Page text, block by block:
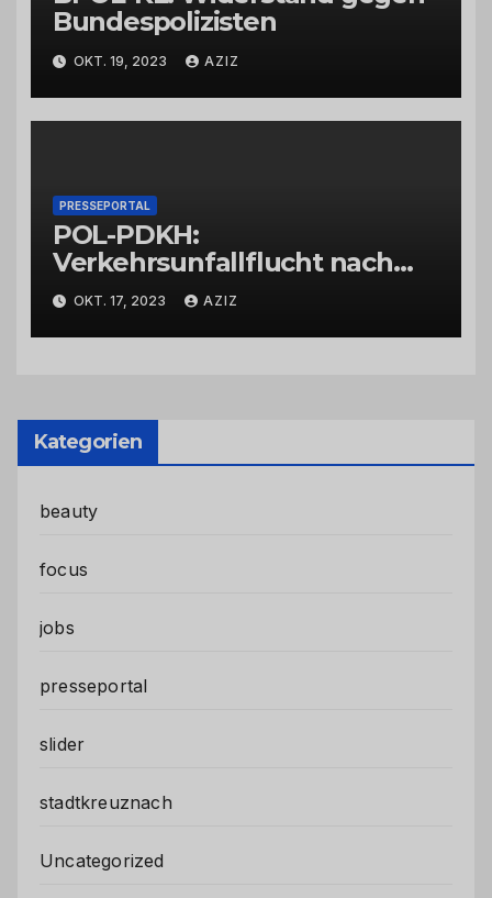
Bundespolizisten
OKT. 19, 2023 AZIZ
PRESSEPORTAL
POL-PDKH:
Verkehrsunfallflucht nach
Abbiegevorgang
OKT. 17, 2023 AZIZ
Kategorien
beauty
focus
jobs
presseportal
slider
stadtkreuznach
Uncategorized